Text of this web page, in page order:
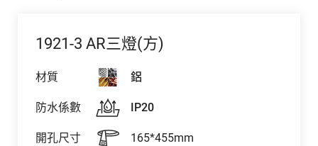
1921-3 AR三燈(方)
材質 鋁
防水係數 IP20
開孔尺寸 165*455mm